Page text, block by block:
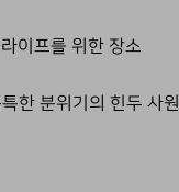
이프를 위한 장소
한 분위기의 힌두 사원